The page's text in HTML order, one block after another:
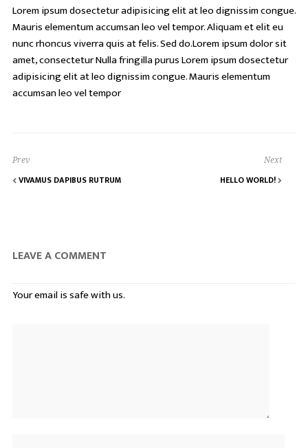
Lorem ipsum dosectetur adipisicing elit at leo dignissim congue.
Mauris elementum accumsan leo vel tempor. Aliquam et elit eu
nunc rhoncus viverra quis at felis. Sed do.Lorem ipsum dolor sit
amet, consectetur Nulla fringilla purus Lorem ipsum dosectetur
adipisicing elit at leo dignissim congue. Mauris elementum
accumsan leo vel tempor
Prev
VIVAMUS DAPIBUS RUTRUM
Next
HELLO WORLD!
LEAVE A COMMENT
Your email is safe with us.